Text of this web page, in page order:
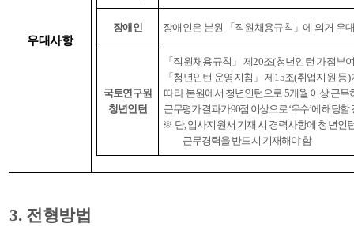
우대사항
장애인 장애인은 본원 「 직원채용규칙 」에 의거 우
국토연구원
청년인턴
「 직원채용규칙 」제20조(청년인턴 가점부
「 청년인턴 운영지침 」제 15조(취업지원 등)
따라 본원에서 청년인턴으로 5개월 이상 근무
근무평가 결과가90점 이상으로‘우수’에 해당할
※ 단,입사지원서 기재 시 경력사항에 청년인
근무경력을 반드시 기재해야 함
3. 전형방법